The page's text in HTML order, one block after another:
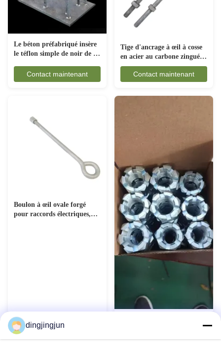
Le béton préfabriqué insère
le téflon simple de noir de la
Contact maintenant
Tige d'ancrage à œil à cosse
en acier au carbone zingué
pour matériel de ligne
électrique
Contact maintenant
Boulon à œil ovale forgé
pour raccords électriques,
Surface HDG teflon noir
dingjingjun